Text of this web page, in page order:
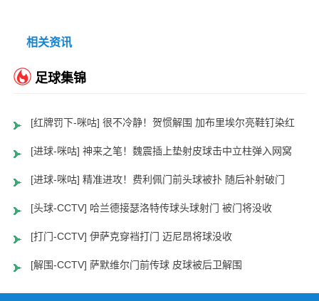
相关资讯
足球集锦
[红牌罚下-咪咕] 很不冷静！贺惯解围 加布里埃尔亮鞋钉染红
[进球-咪咕] 神来之笔！魏震插上垫射皮球击中立柱弹入网窝
[进球-咪咕] 精准进攻！费利佩门前头球被扑 随后补射破门
[头球-CCTV] 哈兰德接瑟洛特传球头球射门 被门将没收
[打门-CCTV] 伊萨克穿裆打门 迈尼昂将球没收
[解围-CCTV] 萨默维尔门前传球 皮球被后卫解围